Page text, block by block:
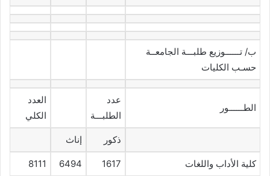
ب/ تــــــوزيع طلبـــة الجامعــة
حسـب الكليات
الطــــــور
عدد
الطلبـــة
العدد
الكلي
ذكور إناث
كلية الأداب واللغات 1617
6494
8111